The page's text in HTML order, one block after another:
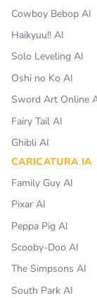
Cowboy Bebop AI
Haikyuu!! AI
Solo Leveling AI
Oshi no Ko AI
Sword Art Online
Fairy Tail AI
Ghibli AI
CARICATURA IA
Family Guy AI
Pixar AI
Peppa Pig AI
Scooby-Doo AI
The Simpsons AI
South Park AI